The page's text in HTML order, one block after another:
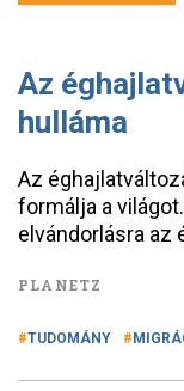
Az
hulláma
Az
formálja a
elvándorlásra az
PLANETZ
TUDOMÁNY